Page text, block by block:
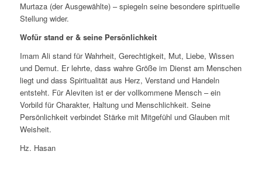
Murtaza (der Ausgewählte) – spiegeln seine besondere spirituelle
Stellung wider.
Wofür stand er & seine Persönlichkeit
Imam Ali stand für Wahrheit, Gerechtigkeit, Mut, Liebe, Wissen
und Demut. Er lehrte, dass wahre Größe im Dienst am Menschen
liegt und dass Spiritualität aus Herz, Verstand und Handeln
entsteht. Für Aleviten ist er der vollkommene Mensch – ein
Vorbild für Charakter, Haltung und Menschlichkeit. Seine
Persönlichkeit verbindet Stärke mit Mitgefühl und Glauben mit
Weisheit.
Hz. Hasan